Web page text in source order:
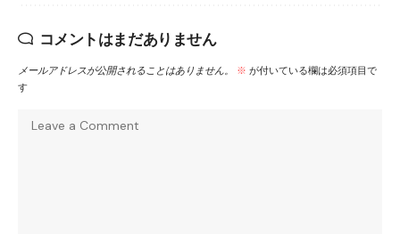
コメントはまだありません
メールアドレスが公開されることはありません。 ※ が付いている欄は必須項目で
す